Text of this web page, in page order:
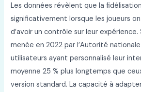
Les données révèlent que la
significativement lorsque les joueurs
d’avoir un contrôle sur leur
menée en 2022 par l’Autorité
utilisateurs ayant personnalisé leur
moyenne 25 % plus longtemps que
version standard. La capacité à